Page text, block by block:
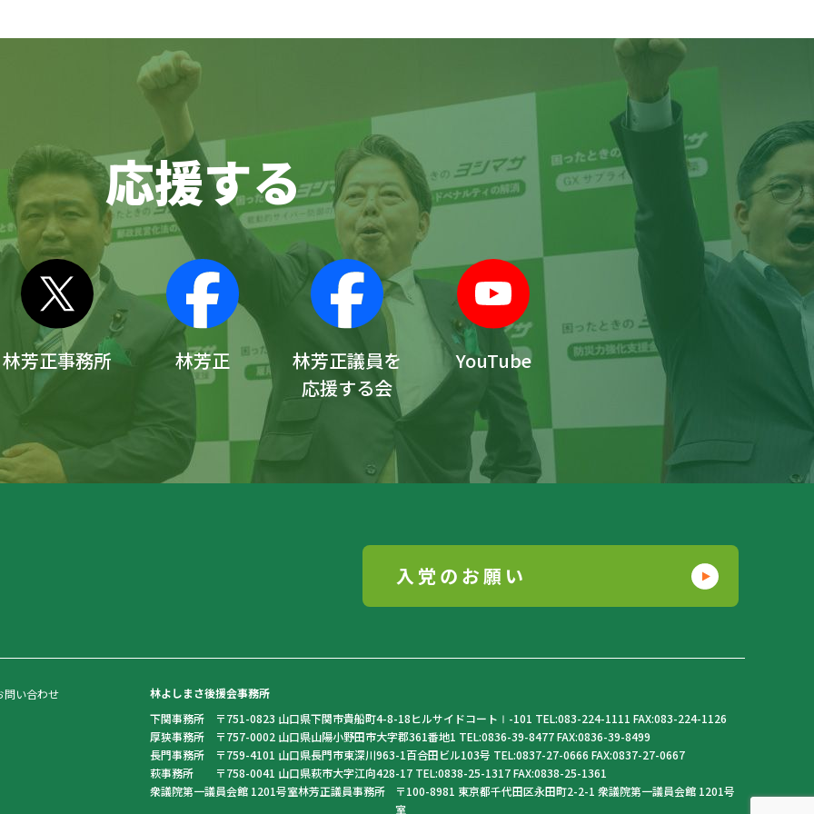
応援する
林芳正事務所 林芳正
林芳正議員を
応援する会
YouTube
入党のお願い
問い合わせ
林よしまさ後援会事務所
下関事務所
〒751-0823 山口県下関市貴船町4-8-18ヒルサイドコートⅠ-101 TEL:083-224-1111 FAX:083-224-1126
厚狭事務所
〒757-0002 山口県山陽小野田市大字郡361番地1 TEL:0836-39-8477 FAX:0836-39-8499
長門事務所
〒759-4101 山口県長門市東深川963-1百合田ビル103号 TEL:0837-27-0666 FAX:0837-27-0667
萩事務所
〒758-0041 山口県萩市大字江向428-17 TEL:0838-25-1317 FAX:0838-25-1361
衆議院第一議員会館 1201号室林芳正議員事務所
〒100-8981 東京都千代田区永田町2-2-1 衆議院第一議員会館 1201号
室